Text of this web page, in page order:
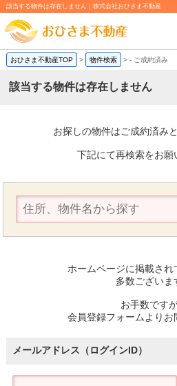
該当する物件は存在しません｜株式会社おひさま不動産
おひさま不動産TOP > 物件検索 >- ご成約済み
該当する物件は存在しません
お探しの物件はご成約済み
下記にて再検索をお願
ホームページに掲載され
多数ございま
お手数ですが
会員登録フォームよりお
メールアドレス（ログインID）